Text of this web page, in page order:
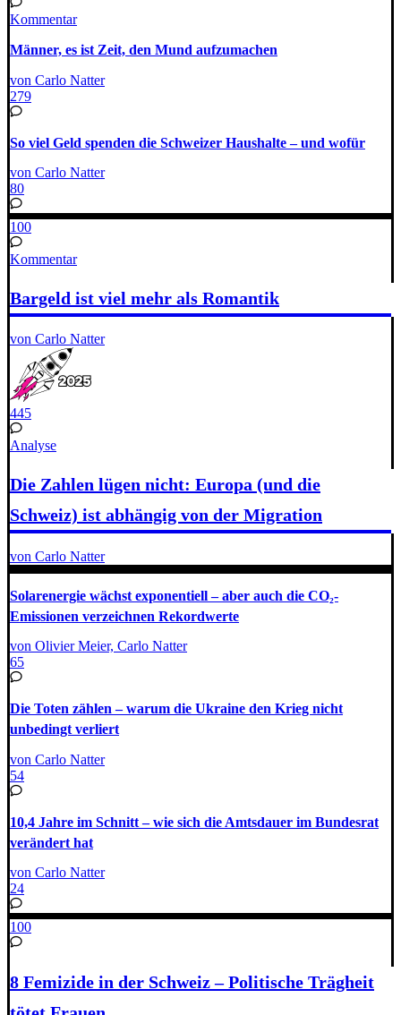
Kommentar
Männer, es ist Zeit, den Mund aufzumachen
von Carlo Natter
279
So viel Geld spenden die Schweizer Haushalte – und wofür
von Carlo Natter
80
100
Kommentar
Bargeld ist viel mehr als Romantik
von Carlo Natter
445
Analyse
Die Zahlen lügen nicht: Europa (und die
Schweiz) ist abhängig von der Migration
von Carlo Natter
Solarenergie wächst exponentiell – aber auch die CO₂-
Emissionen verzeichnen Rekordwerte
von Olivier Meier, Carlo Natter
65
Die Toten zählen – warum die Ukraine den Krieg nicht
unbedingt verliert
von Carlo Natter
54
10,4 Jahre im Schnitt – wie sich die Amtsdauer im Bundesrat
verändert hat
von Carlo Natter
24
100
8 Femizide in der Schweiz – Politische Trägheit